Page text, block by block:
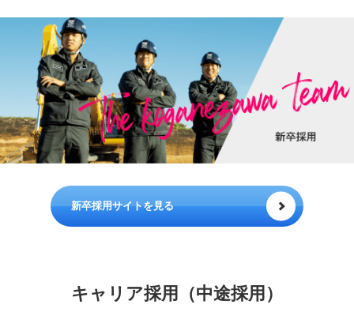
新卒採用サイトを見る